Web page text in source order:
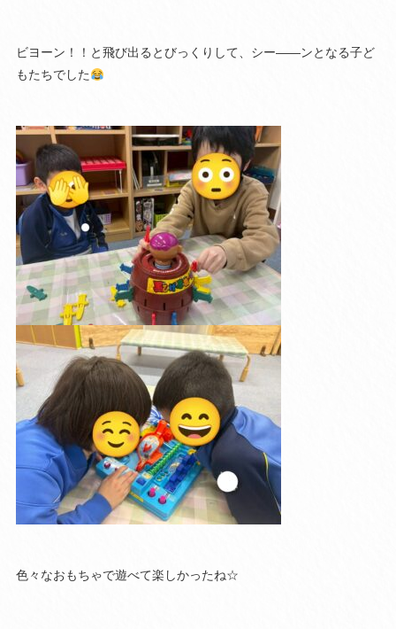
ビヨーン！！と飛び出るとびっくりして、シー――ンとなる子ど
もたちでした
色々なおもちゃで遊べて楽しかったね☆